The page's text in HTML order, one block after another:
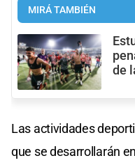
MIRÁ TAMBIÉN
de
Las actividades
que se desarrollarán